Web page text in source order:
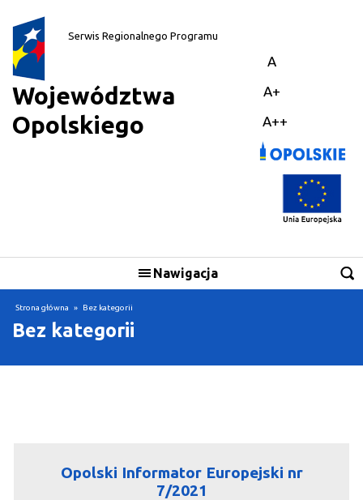
Serwis Regionalnego Programu
Województwa
Opolskiego
A
A+
A++
Nawigacja
Strona główna » Bez kategorii
Bez kategorii
Opolski Informator Europejski nr
7/2021